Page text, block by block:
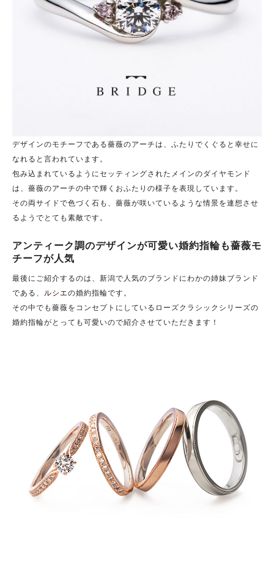
デザインのモチーフである薔薇のアーチは、ふたりでくぐると幸せに
なれると言われています。
包み込まれているようにセッティングされたメインのダイヤモンド
は、薔薇のアーチの中で輝くおふたりの様子を表現しています。
その両サイドで色づく石も、薔薇が咲いているような情景を連想させ
るようでとても素敵です。
アンティーク調のデザインが可愛い婚約指輪も薔薇モ
チーフが人気
最後にご紹介するのは、新潟で人気のブランドにわかの姉妹ブランド
である、 ルシエの婚約指輪です。
その中でも薔薇をコンセプトにしているローズクラシックシリーズの
婚約指輪がとっても可愛いので紹介させていただきます！